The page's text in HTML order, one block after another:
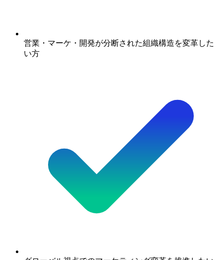
営業・マーケ・開発が分断された組織構造を変革した
い方